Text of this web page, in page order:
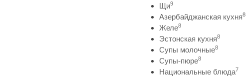
Щи9
Азербайджанская кухня8
Желе8
Эстонская кухня8
Супы молочные8
Супы-пюре8
Национальные блюда7